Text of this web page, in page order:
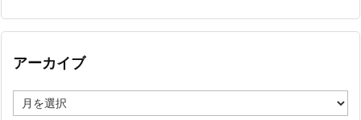
アーカイブ
ー